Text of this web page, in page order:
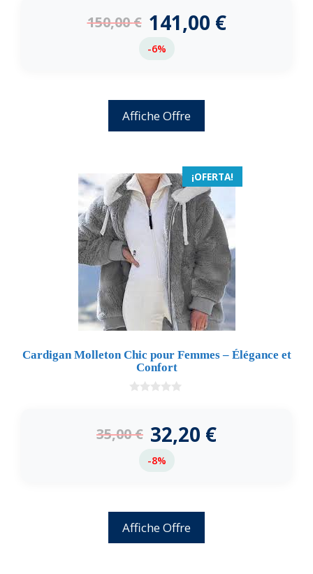
5
150,00€ 141,00 €
-6%
Affiche Offre
¡OFERTA!
Cardigan Molleton Chic pour Femmes – Élégance et
Confort
5
35,00€ 32,20 €
-8%
Affiche Offre